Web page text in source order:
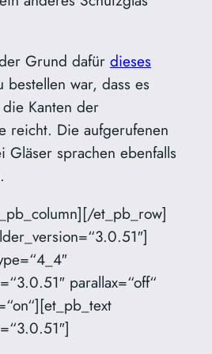
Grund dafür dieses
bestellen war, dass es
Kanten der
reicht. Die aufgerufenen
Gläser sprachen ebenfalls
et_pb_row]
parallax=“off“